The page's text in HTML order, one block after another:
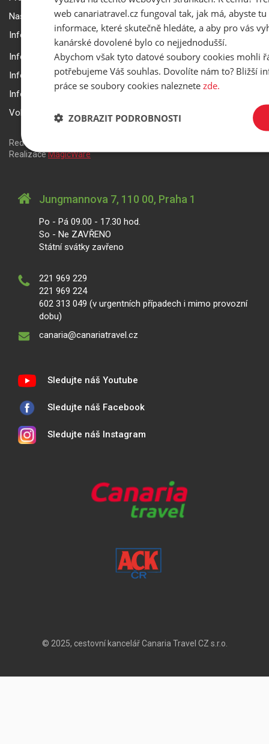
Nastavení a ochrana soukromí
Informace k rezervaci zájezdu
Informace k pojištění
Informace k letecké přepravě
Informace k ubytování a pobytu
Volitelné doplňkové služby
Redakční systém
RealizaceMagicWare
Jungmannova 7, 110 00, Praha 1
Po - Pá 09.00 - 17.30 hod.
So - Ne ZAVŘENO
Státní svátky zavřeno
221 969 229
221 969 224
602 313 049 (v urgentních případech i mimo provozní
dobu)
canaria@canariatravel.cz
Sledujte náš Youtube
Sledujte náš Facebook
Sledujte náš Instagram
© 2025, cestovní kancelář Canaria Travel CZ s.r.o.
web canariatravel.cz fungoval tak, jak má, abyste
informace, které skutečně hledáte, a aby pro vás
kanárské dovolené bylo co nejjednodušší.
Abychom však tyto datové soubory cookies mohli
potřebujeme Váš souhlas. Dovolíte nám to? Bližší
práce se soubory cookies naleznete zde.
ZOBRAZIT PODROBNOSTI